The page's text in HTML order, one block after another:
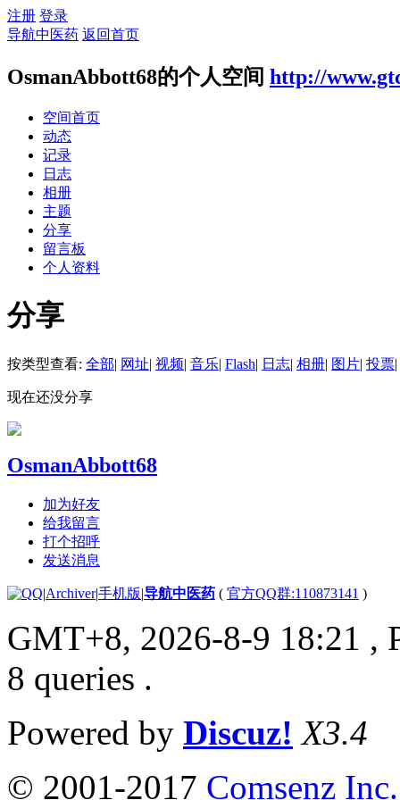
注册 登录
导航中医药 返回首页
OsmanAbbott68的个人空间 http://
空间首页
动态
记录
日志
相册
主题
分享
留言板
个人资料
分享
按类型查看: 全部| 网址| 视频| 音乐| Flash| 日志| 相册| 图片| 投票|
现在还没分享
OsmanAbbott68
加为好友
给我留言
打个招呼
发送消息
|Archiver|手机版|导航中医药 ( 官方QQ群:110873141 )
GMT+8, 2026-8-9 18:21 ,
8 queries .
Powered by Discuz! X3.4
© 2001-2017 Comsenz Inc.